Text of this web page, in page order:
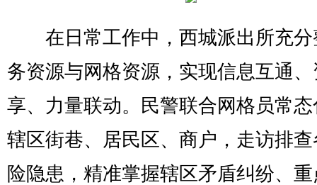
在日常工作中，西城派出所充分
务资源与网格资源，实现信息互通
享、力量联动。民警联合网格员常
辖区街巷、居民区、商户，走访排
险隐患，精准掌握辖区矛盾纠纷、